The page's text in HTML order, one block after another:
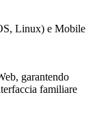
Linux) e Mobile
garantendo
familiare